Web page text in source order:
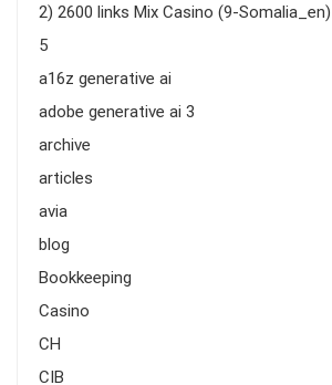
2) 2600 links Mix Casino (9-Somalia_en)
5
a16z generative ai
adobe generative ai 3
archive
articles
avia
blog
Bookkeeping
Casino
CH
CIB